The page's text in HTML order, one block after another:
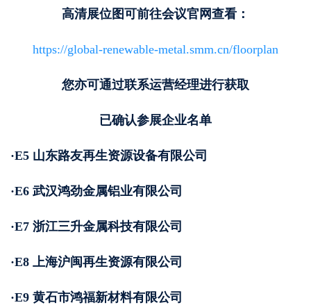
高清展位图可前往会议官网查看：
https://global-renewable-metal.smm.cn/floorplan
您亦可通过联系运营经理进行获取
已确认参展企业名单
·E5 山东路友再生资源设备有限公司
·E6 武汉鸿劲金属铝业有限公司
·E7 浙江三升金属科技有限公司
·E8 上海沪闽再生资源有限公司
·E9 黄石市鸿福新材料有限公司